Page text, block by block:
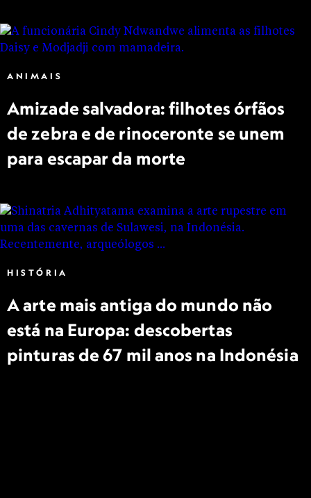
ANIMAIS
Amizade salvadora: filhotes órfãos
de zebra e de rinoceronte se unem
para escapar da morte
HISTÓRIA
A arte mais antiga do mundo não
está na Europa: descobertas
pinturas de 67 mil anos na Indonésia